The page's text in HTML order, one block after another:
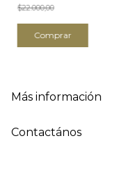
$22.000,00
Comprar
Más información
Contactános